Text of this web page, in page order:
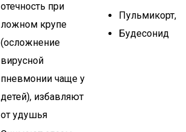
отечность при
ложном крупе
(осложнение
вирусной
пневмонии чаще у
детей), избавляют
от удушья
Пульмикорт,
Будесонид